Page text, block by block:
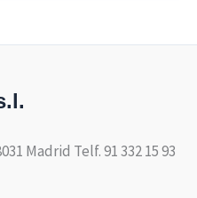
Madrid Telf. 91 332 15 93